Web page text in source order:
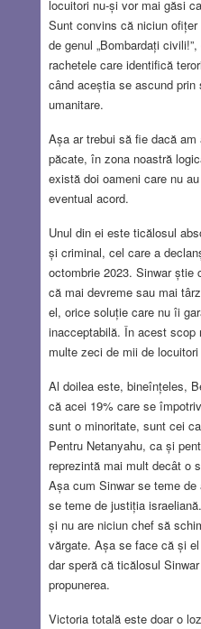
locuitori nu-și vor mai găsi
Sunt convins că niciun
de genul „Bombardați
rachetele care identifică
când aceștia se ascund
umanitare.
Așa ar trebui să fie dacă
păcate, în zona noastră
există doi oameni care nu
eventual acord.
Unul din ei este ticălosul
și criminal, cel care a
octombrie 2023. Sinwar
că mai devreme sau mai
el, orice soluție care nu îi
inacceptabilă. În acest
multe zeci de mii de
Al doilea este, bineînțeles,
că acei 19% care se
sunt o minoritate, sunt cei
Pentru Netanyahu, ca și
reprezintă mai mult decât o
Așa cum Sinwar se teme
se teme de justiția
și nu are niciun chef să
vărgate. Așa se face că și
dar speră că ticălosul
propunerea.
Victoria totală este doar o